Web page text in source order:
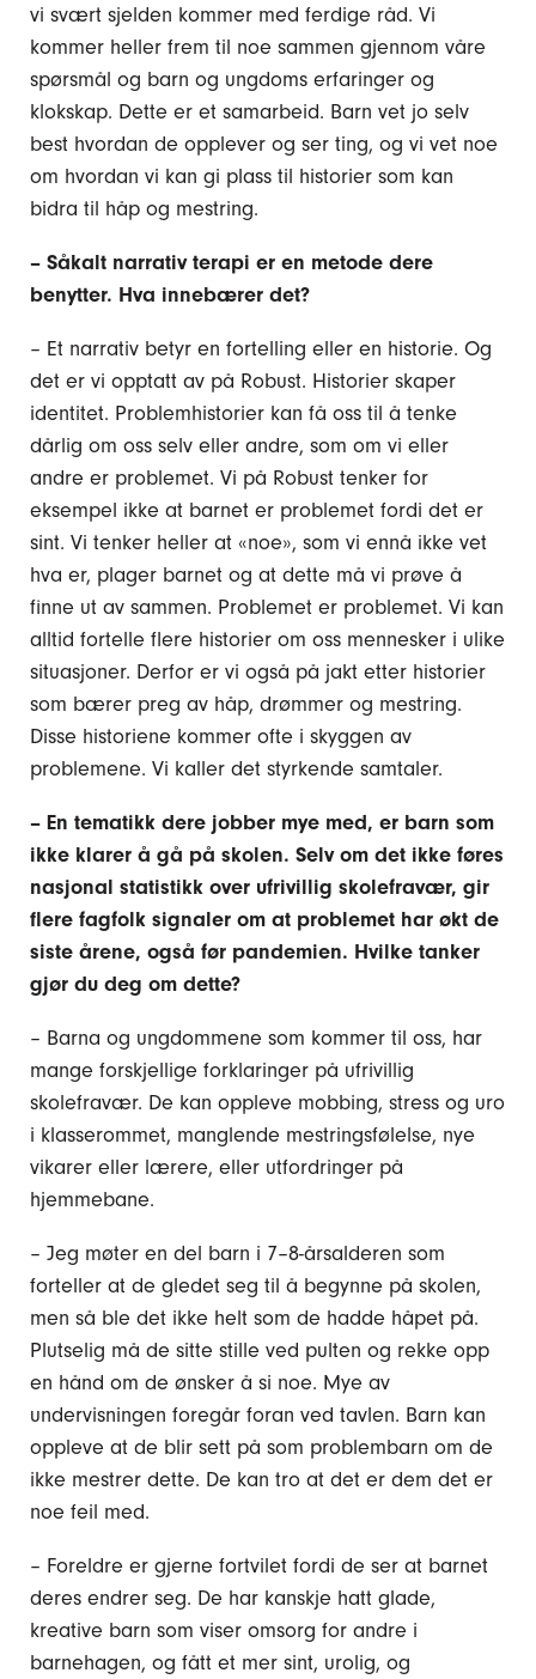
vi svært sjelden kommer med ferdige råd. Vi
kommer heller frem til noe sammen gjennom våre
spørsmål og barn og ungdoms erfaringer og
klokskap. Dette er et samarbeid. Barn vet jo selv
best hvordan de opplever og ser ting, og vi vet noe
om hvordan vi kan gi plass til historier som kan
bidra til håp og mestring.
– Såkalt narrativ terapi er en metode dere
benytter. Hva innebærer det?
– Et narrativ betyr en fortelling eller en historie. Og
det er vi opptatt av på Robust. Historier skaper
identitet. Problemhistorier kan få oss til å tenke
dårlig om oss selv eller andre, som om vi eller
andre er problemet. Vi på Robust tenker for
eksempel ikke at barnet er problemet fordi det er
sint. Vi tenker heller at «noe», som vi ennå ikke vet
hva er, plager barnet og at dette må vi prøve å
finne ut av sammen. Problemet er problemet. Vi kan
alltid fortelle flere historier om oss mennesker i ulike
situasjoner. Derfor er vi også på jakt etter historier
som bærer preg av håp, drømmer og mestring.
Disse historiene kommer ofte i skyggen av
problemene. Vi kaller det styrkende samtaler.
– En tematikk dere jobber mye med, er barn som
ikke klarer å gå på skolen. Selv om det ikke føres
nasjonal statistikk over ufrivillig skolefravær, gir
flere fagfolk signaler om at problemet har økt de
siste årene, også før pandemien. Hvilke tanker
gjør du deg om dette?
– Barna og ungdommene som kommer til oss, har
mange forskjellige forklaringer på ufrivillig
skolefravær. De kan oppleve mobbing, stress og uro
i klasserommet, manglende mestringsfølelse, nye
vikarer eller lærere, eller utfordringer på
hjemmebane.
– Jeg møter en del barn i 7–8-årsalderen som
forteller at de gledet seg til å begynne på skolen,
men så ble det ikke helt som de hadde håpet på.
Plutselig må de sitte stille ved pulten og rekke opp
en hånd om de ønsker å si noe. Mye av
undervisningen foregår foran ved tavlen. Barn kan
oppleve at de blir sett på som problembarn om de
ikke mestrer dette. De kan tro at det er dem det er
noe feil med.
– Foreldre er gjerne fortvilet fordi de ser at barnet
deres endrer seg. De har kanskje hatt glade,
kreative barn som viser omsorg for andre i
barnehagen, og fått et mer sint, urolig, og